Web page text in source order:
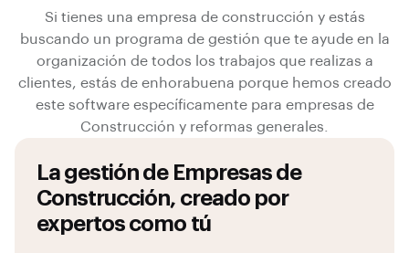
Si tienes una empresa de construcción y estás
buscando un programa de gestión que te ayude en la
organización de todos los trabajos que realizas a
clientes, estás de enhorabuena porque hemos creado
este software específicamente para empresas de
Construcción y reformas generales.
La gestión de Empresas de
Construcción, creado por
expertos como tú